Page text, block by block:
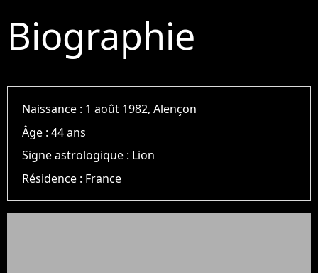
Biographie
Naissance : 1 août 1982, Alençon
Âge :44 ans
Signe astrologique : Lion
Résidence : France